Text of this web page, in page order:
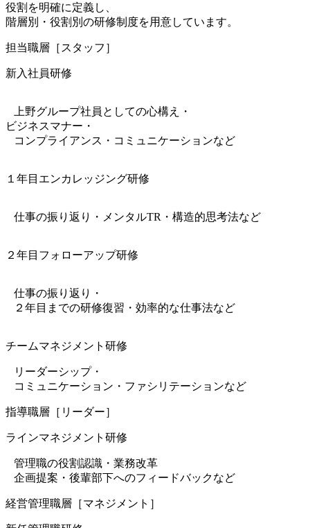
役割を明確に定義し、
階層別・役割別の研修制度を用意しています。
担当職層 ［スタッフ］
新入社員研修
上野グループ社員としての心構え・
ビジネスマナー・
コンプライアンス・コミュニケーションなど
１年目エンカレッジング研修
仕事の振り返り・メンタルTR・構造的思考法など
２年目フォローアップ研修
仕事の振り返り・
２年目までの研修復習・効率的な仕事法など
チームマネジメント研修
リーダーシップ・
コミュニケーション・ファシリテーションなど
指導職層 ［リーダー］
ラインマネジメント研修
管理職の役割認識・業務改革
企画提案・後輩部下へのフィードバックなど
経営管理職層 ［マネジメント］